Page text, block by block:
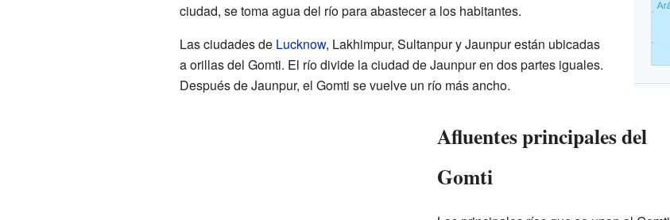
ciudad, se toma agua del río para abastecer a los habitantes.
Las ciudades de Lucknow, Lakhimpur, Sultanpur y Jaunpur están ubicadas
a orillas del Gomti. El río divide la ciudad de Jaunpur en dos partes iguales.
Después de Jaunpur, el Gomti se vuelve un río más ancho.
Afluentes principales del
Gomti